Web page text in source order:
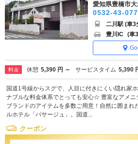
愛知県豊橋市
0532-43-
二川駅 (車3
豊川IC (車
料金 休憩 5,390 円 ～ サービスタイム 5,390
国道1号線からスグで、人目に付きにくい隠れ家
ナブルな料金体系でとっても安心☆ 豊富なアメニ
ブランドのアイテムを多数ご用意！自然に囲まれ
ルホテル「パサージュ」。国道...
クーポン